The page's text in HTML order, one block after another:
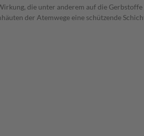
die unter anderem auf die
der Atemwege eine schützende